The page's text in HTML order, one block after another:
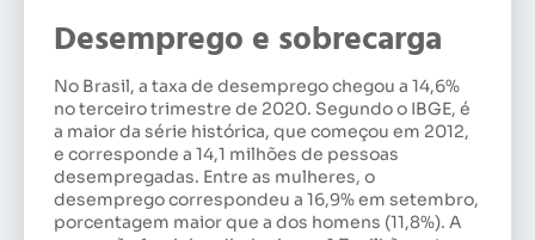
Desemprego e sobrecarga
No Brasil, a taxa de desemprego chegou a 14,6%
no terceiro trimestre de 2020. Segundo o IBGE, é
a maior da série histórica, que começou em 2012,
e corresponde a 14,1 milhões de pessoas
desempregadas. Entre as mulheres, o
desemprego correspondeu a 16,9% em setembro,
porcentagem maior que a dos homens (11,8%). A